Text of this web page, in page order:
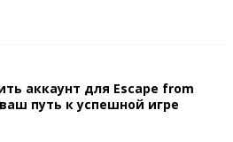
аккаунт для Escape from
путь к успешной игре